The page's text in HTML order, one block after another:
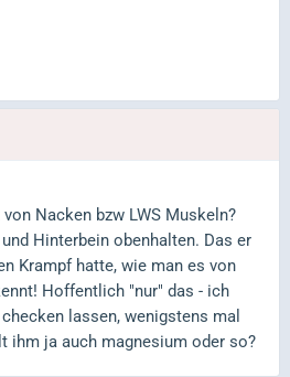
Nacken bzw LWS Muskeln?
Hinterbein obenhalten. Das er
Krampf hatte, wie man es von
Hoffentlich "nur" das - ich
lassen, wenigstens mal
ihm ja auch magnesium oder so?